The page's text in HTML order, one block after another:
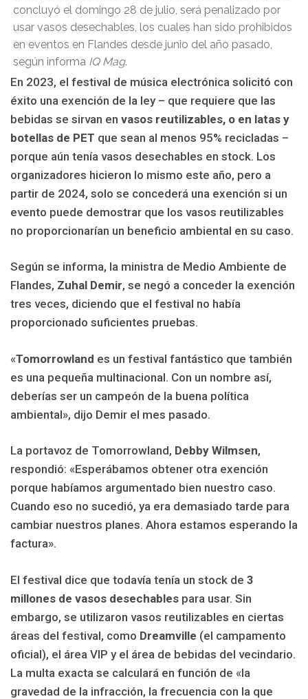
concluyó el domingo 28 de julio, será penalizado por
usar vasos desechables, los cuales han sido prohibidos
en eventos en Flandes desde junio del año pasado,
según informa IQ Mag.
En 2023, el festival de música electrónica solicitó con
éxito una exención de la ley – que requiere que las
bebidas se sirvan en vasos reutilizables, o en latas y
botellas de PET que sean al menos 95% recicladas –
porque aún tenía vasos desechables en stock. Los
organizadores hicieron lo mismo este año, pero a
partir de 2024, solo se concederá una exención si un
evento puede demostrar que los vasos reutilizables
no proporcionarían un beneficio ambiental en su caso.
Según se informa, la ministra de Medio Ambiente de
Flandes, Zuhal Demir, se negó a conceder la exención
tres veces, diciendo que el festival no había
proporcionado suficientes pruebas.
«Tomorrowland es un festival fantástico que también
es una pequeña multinacional. Con un nombre así,
deberías ser un campeón de la buena política
ambiental», dijo Demir el mes pasado.
La portavoz de Tomorrowland, Debby Wilmsen,
respondió: «Esperábamos obtener otra exención
porque habíamos argumentado bien nuestro caso.
Cuando eso no sucedió, ya era demasiado tarde para
cambiar nuestros planes. Ahora estamos esperando la
factura».
El festival dice que todavía tenía un stock de 3
millones de vasos desechables para usar. Sin
embargo, se utilizaron vasos reutilizables en ciertas
áreas del festival, como Dreamville (el campamento
oficial), el área VIP y el área de bebidas del vecindario.
La multa exacta se calculará en función de «la
gravedad de la infracción, la frecuencia con la que